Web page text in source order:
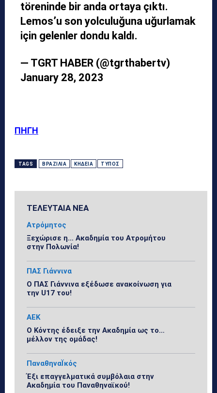
töreninde bir anda ortaya çıktı.
Lemos’u son yolculuğuna uğurlamak
için gelenler dondu kaldı.
— TGRT HABER (@tgrthabertv)
January 28, 2023
ΠΗΓΗ
TAGS ΒΡΑΖΙΛΊΑ ΚΗΔΕΊΑ ΤΎΠΟΣ
ΤΕΛΕΥΤΑΙΑ ΝΕΑ
Ατρόμητος
Ξεχώρισε η… Ακαδημία του Ατρομήτου
στην Πολωνία!
ΠΑΣ Γιάννινα
Ο ΠΑΣ Γιάννινα εξέδωσε ανακοίνωση για
την U17 του!
ΑΕΚ
Ο Κόντης έδειξε την Ακαδημία ως το…
μέλλον της ομάδας!
ΠαναθηναΪκός
Έξι επαγγελματικά συμβόλαια στην
Ακαδημία του Παναθηναϊκού!